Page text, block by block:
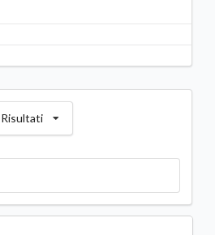
Risultati